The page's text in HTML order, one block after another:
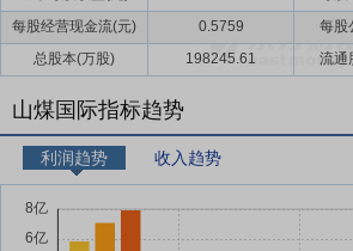
每股经营现金流(元)
0.5759 每股
总股本(万股)
198245.61 流通
山煤国际指标趋势
利润趋势 收入趋势